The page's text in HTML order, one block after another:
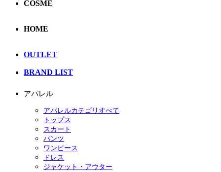
COSME
HOME
OUTLET
BRAND LIST
アパレル
アパレルカテゴリすべて
トップス
スカート
パンツ
ワンピース
ドレス
ジャケット・アウター